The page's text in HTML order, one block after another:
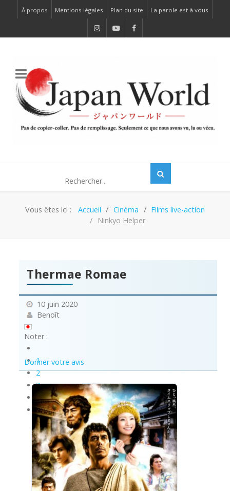
À propos Mentions légales Plan du site La parole est à vous
Vous êtes ici : Accueil Cinéma
Films live-action
Ninkyo Helper
Thermae Romae
10 juin 2020
Benoît
Noter :
1
2
3
4
5
Donner votre avis